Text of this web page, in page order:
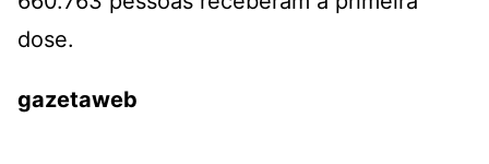
dose.
gazetaweb